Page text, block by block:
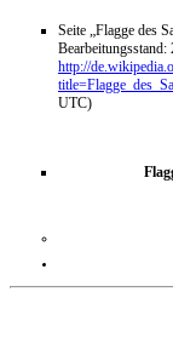
Seite „Flagge des
http://
UTC)